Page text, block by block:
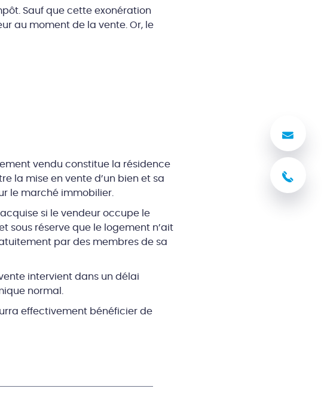
Sauf que cette exonération
au moment de la vente. Or, le
vendu constitue la résidence
la mise en vente d’un bien et sa
le marché immobilier.
si le vendeur occupe le
sous réserve que le logement n’ait
par des membres de sa
intervient dans un délai
normal.
effectivement bénéficier de